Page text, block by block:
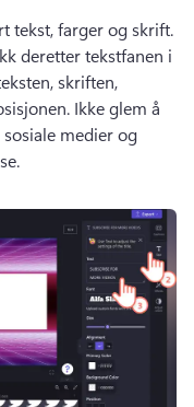
deretter tekstfanen i
skriften,
Ikke glem å
medier og